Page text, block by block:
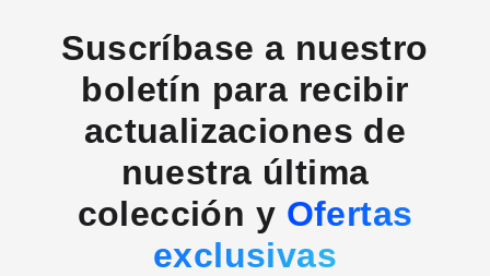
Suscríbase a nuestro
boletín para recibir
actualizaciones de
nuestra última
colección y Ofertas
exclusivas